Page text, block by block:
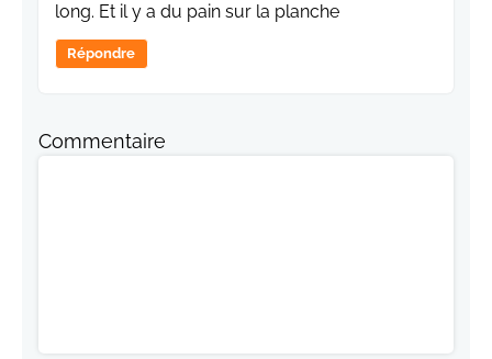
long. Et il y a du pain sur la planche
Répondre
Commentaire